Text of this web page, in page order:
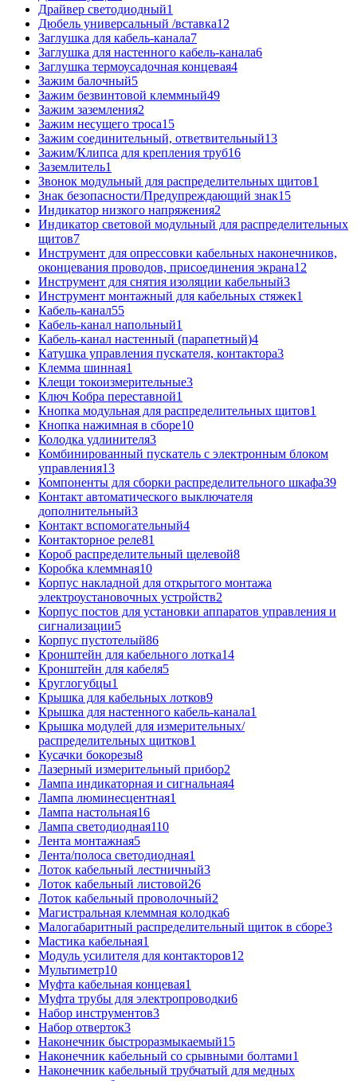
Драйвер светодиодный1
Дюбель универсальный /вставка12
Заглушка для кабель-канала7
Заглушка для настенного кабель-канала6
Заглушка термоусадочная концевая4
Зажим балочный5
Зажим безвинтовой клеммный49
Зажим заземления2
Зажим несущего троса15
Зажим соединительный, ответвительный13
Зажим/Клипса для крепления труб16
Заземлитель1
Звонок модульный для распределительных щитов1
Знак безопасности/Предупреждающий знак15
Индикатор низкого напряжения2
Индикатор световой модульный для распределительных
щитов7
Инструмент для опрессовки кабельных наконечников,
оконцевания проводов, присоединения экрана12
Инструмент для снятия изоляции кабельный3
Инструмент монтажный для кабельных стяжек1
Кабель-канал55
Кабель-канал напольный1
Кабель-канал настенный (парапетный)4
Катушка управления пускателя, контактора3
Клемма шинная1
Клещи токоизмерительные3
Ключ Кобра переставной1
Кнопка модульная для распределительных щитов1
Кнопка нажимная в сборе10
Колодка удлинителя3
Комбинированный пускатель с электронным блоком
управления13
Компоненты для сборки распределительного шкафа39
Контакт автоматического выключателя
дополнительный3
Контакт вспомогательный4
Контакторное реле81
Короб распределительный щелевой8
Коробка клеммная10
Корпус накладной для открытого монтажа
электроустановочных устройств2
Корпус постов для установки аппаратов управления и
сигнализации5
Корпус пустотелый86
Кронштейн для кабельного лотка14
Кронштейн для кабеля5
Круглогубцы1
Крышка для кабельных лотков9
Крышка для настенного кабель-канала1
Крышка модулей для измерительных/
распределительных щитков1
Кусачки бокорезы8
Лазерный измерительный прибор2
Лампа индикаторная и сигнальная4
Лампа люминесцентная1
Лампа настольная16
Лампа светодиодная110
Лента монтажная5
Лента/полоса светодиодная1
Лоток кабельный лестничный3
Лоток кабельный листовой26
Лоток кабельный проволочный2
Магистральная клеммная колодка6
Малогабаритный распределительный щиток в сборе3
Мастика кабельная1
Модуль усилителя для контакторов12
Мультиметр10
Муфта кабельная концевая1
Муфта трубы для электропроводки6
Набор инструментов3
Набор отверток3
Наконечник быстроразмыкаемый15
Наконечник кабельный со срывными болтами1
Наконечник кабельный трубчатый для медных